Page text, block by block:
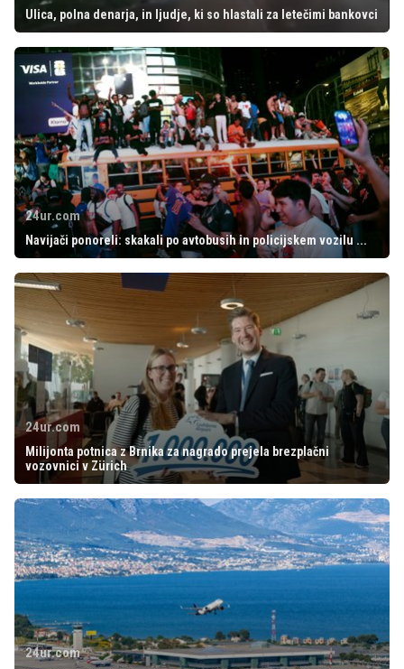
Ulica, polna denarja, in ljudje, ki so hlastali za letečimi bankovci
24ur.com
Navijači ponoreli: skakali po avtobusih in policijskem vozilu ...
24ur.com
Milijonta potnica z Brnika za nagrado prejela brezplačni
vozovnici v Zürich
24ur.com